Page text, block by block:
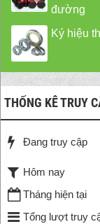
đường
Ký hiệu
THỐNG KÊ TRUY
Đang truy cập
Hôm nay
Tháng hiện tại
Tổng lượt truy